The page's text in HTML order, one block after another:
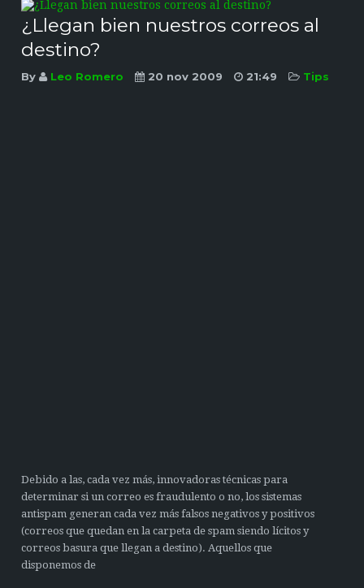
¿Llegan bien nuestros correos al
destino?
By Leo Romero 20 nov 2009 21:49 Tips
Debido a las, cada vez más, innovadoras técnicas para
determinar si un correo es fraudulento o no, los sistemas
antispam generan cada vez más falsos negativos y positivos
(correos que quedan en la carpeta de spam siendo lícitos y
correos basura que llegan a destino). Aquellos que
disponemos de